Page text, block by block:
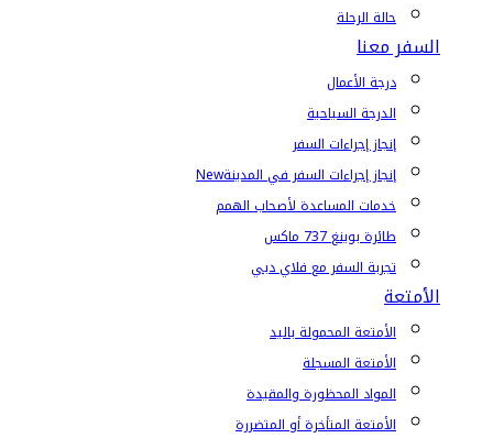
حالة الرحلة
السفر معنا
درجة الأعمال
الدرجة السياحية
إنجاز إجراءات السفر
إنجاز إجراءات السفر في المدينةNew
خدمات المساعدة لأصحاب الهمم
طائرة بوينغ 737 ماكس
تجربة السفر مع فلاي دبي
الأمتعة
الأمتعة المحمولة باليد
الأمتعة المسجلة
المواد المحظورة والمقيدة
الأمتعة المتأخرة أو المتضررة